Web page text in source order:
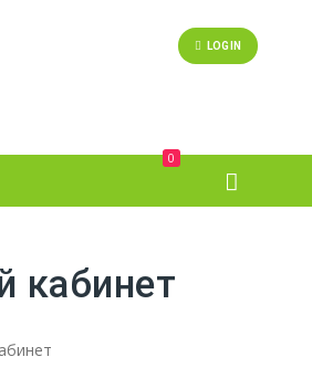
LOGIN
0
кабинет